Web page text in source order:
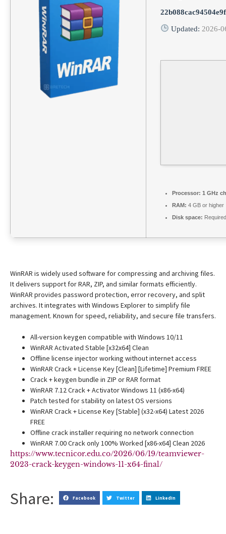
Updated: 2026-
Processor: 1 GHz
RAM: 4 GB or higher
Disk space:
WinRAR is widely used software for compressing and archiving files.
It delivers support for RAR, ZIP, and similar formats efficiently.
WinRAR provides password protection, error recovery, and split
archives. It integrates with Windows Explorer to simplify file
management. Known for speed, reliability, and secure file transfers.
All-version keygen compatible with Windows 10/11
WinRAR Activated Stable [x32x64] Clean
Offline license injector working without internet access
WinRAR Crack + License Key [Clean] [Lifetime] Premium FREE
Crack + keygen bundle in ZIP or RAR format
WinRAR 7.12 Crack + Activator Windows 11 (x86-x64)
Patch tested for stability on latest OS versions
WinRAR Crack + License Key [Stable] (x32-x64) Latest 2026
FREE
Offline crack installer requiring no network connection
WinRAR 7.00 Crack only 100% Worked [x86-x64] Clean 2026
https://www.tecnicor.edu.co/2026/06/19/teamviewer-
2023-crack-keygen-windows-11-x64-final/
Share: Facebook Twitter LinkedIn